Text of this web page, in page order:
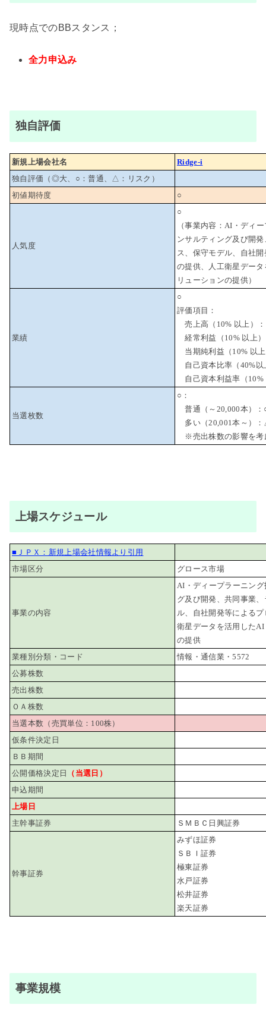
現時点でのBBスタンス；
全力申込み
独自評価
新規上場会社名
Ridge-i
独自評価（◎大、○：普通、△：リスク）
初値期待度
○
人気度
○
（事業内容：AI・ディ
ンサルティング及び開
ス、保守モデル、自社
の提供、人工衛星デー
リューションの提供）
業績
○
評価項目：
売上高（10% 以上）
経常利益（10% 以上
当期純利益（10% 以
自己資本比率（40%以
自己資本利益率（10%
当選枚数
○：
普通（～20,000本）
多い（20,001本～）
※売出株数の影響を考
上場スケジュール
■ＪＰＸ：新規上場会社情報より引用
市場区分
グロース市場
事業の内容
AI・ディープラーニン
グ及び開発、共同事業
ル、自社開発等による
衛星データを活用した
の提供
業種別分類・コード
情報・通信業・5572
公募株数
売出株数
ＯＡ株数
当選本数（売買単位：100株）
仮条件決定日
ＢＢ期間
公開価格決定日
（当選日）
申込期間
上場日
主幹事証券
ＳＭＢＣ日興証券
幹事証券
みずほ証券
ＳＢＩ証券
極東証券
水戸証券
松井証券
楽天証券
事業規模